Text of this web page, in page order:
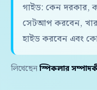
গাইড: কেন দরকার,
সেটআপ করবেন,
হাইড করবেন এবং
লিখেছেন স্পিকলার